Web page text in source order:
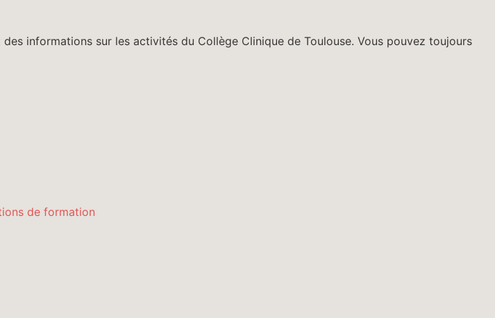
informations sur les activités du Collège Clinique de Toulouse. Vous pouvez toujours
de formation